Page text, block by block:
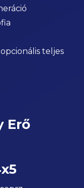
teljes
Erő